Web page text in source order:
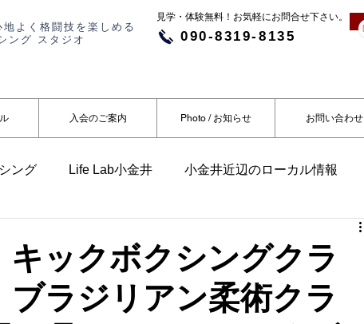
よく格闘技を楽しめる
ング スタジオ
090-8319-8135
​​見学・体験無料！お気軽にお問合せ下さい。
入会のご案内 Photo / お知らせ お問い合わせ
ング Life Lab小金井 小金井近辺のローカル情報
キックボクシングクラ
ブラジリアン柔術クラ